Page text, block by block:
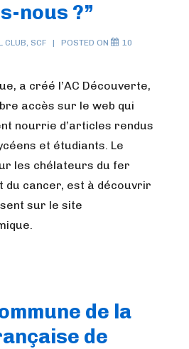
nous ?”
CLUB, SCF POSTED ON
10
a créé l’AC Découverte,
accès sur le web qui
nourrie d’articles rendus
et étudiants. Le
les chélateurs du fer
du cancer, est à découvrir
sur le site
de la
de